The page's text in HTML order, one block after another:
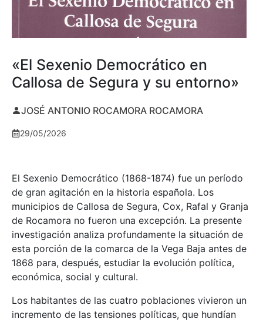
«El Sexenio Democrático en
Callosa de Segura y su entorno»
JOSÉ ANTONIO ROCAMORA ROCAMORA
29/05/2026
El Sexenio Democrático (1868-1874) fue un período
de gran agitación en la historia española. Los
municipios de Callosa de Segura, Cox, Rafal y Granja
de Rocamora no fueron una excepción. La presente
investigación analiza profundamente la situación de
esta porción de la comarca de la Vega Baja antes de
1868 para, después, estudiar la evolución política,
económica, social y cultural.
Los habitantes de las cuatro poblaciones vivieron un
incremento de las tensiones políticas, que hundían